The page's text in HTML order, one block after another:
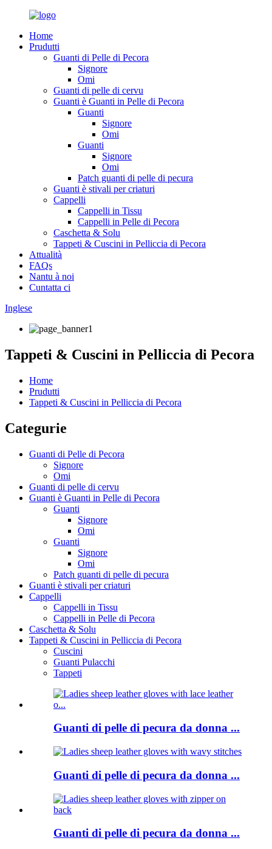
Home
Prudutti
Guanti di Pelle di Pecora
Signore
Omi
Guanti di pelle di cervu
Guanti è Guanti in Pelle di Pecora
Guanti
Signore
Omi
Guanti
Signore
Omi
Patch guanti di pelle di pecura
Guanti è stivali per criaturi
Cappelli
Cappelli in Tissu
Cappelli in Pelle di Pecora
Caschetta & Solu
Tappeti & Cuscini in Pelliccia di Pecora
Attualità
FAQs
Nantu à noi
Cuntatta ci
Inglese
Tappeti & Cuscini in Pelliccia di Pecora
Home
Prudutti
Tappeti & Cuscini in Pelliccia di Pecora
Categurie
Guanti di Pelle di Pecora
Signore
Omi
Guanti di pelle di cervu
Guanti è Guanti in Pelle di Pecora
Guanti
Signore
Omi
Guanti
Signore
Omi
Patch guanti di pelle di pecura
Guanti è stivali per criaturi
Cappelli
Cappelli in Tissu
Cappelli in Pelle di Pecora
Caschetta & Solu
Tappeti & Cuscini in Pelliccia di Pecora
Cuscini
Guanti Pulacchi
Tappeti
Guanti di pelle di pecura da donna ...
Guanti di pelle di pecura da donna ...
Guanti di pelle di pecura da donna ...